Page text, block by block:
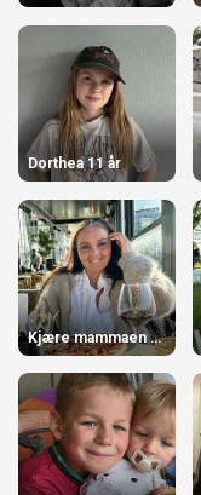
Dorthea 11 år
Kjære mammaen våres! 55 år